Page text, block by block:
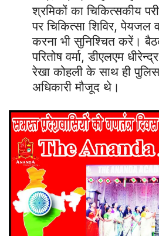
श्रमिकों का चिकित्सकीय
पर चिकित्सा शिविर, पेयजल
करना भी सुनिश्चित करें।
परितोष वर्मा, डीएलएम
रेखा कोहली के साथ ही
अधिकारी मौजूद थे।